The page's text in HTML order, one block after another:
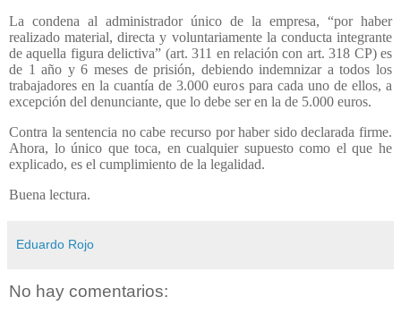
La condena al administrador único de la empresa, “por haber
realizado material, directa y voluntariamente la conducta integrante
de aquella figura delictiva” (art. 311 en relación con art. 318 CP) es
de 1 año y 6 meses de prisión, debiendo indemnizar a todos los
trabajadores en la cuantía de 3.000 euros para cada uno de ellos, a
excepción del denunciante, que lo debe ser en la de 5.000 euros.
Contra la sentencia no cabe recurso por haber sido declarada firme.
Ahora, lo único que toca, en cualquier supuesto como el que he
explicado, es el cumplimiento de la legalidad.
Buena lectura.
Eduardo Rojo
No hay comentarios: